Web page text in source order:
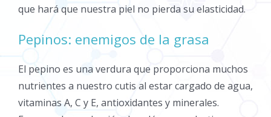
que hará que nuestra piel no pierda su elasticidad.
Pepinos: enemigos de la grasa
El pepino es una verdura que proporciona muchos
nutrientes a nuestro cutis al estar cargado de agua,
vitaminas A, C y E, antioxidantes y minerales.